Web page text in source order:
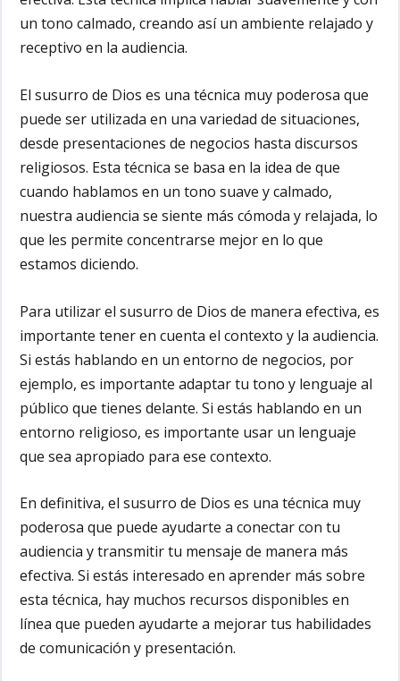
un tono calmado, creando así un ambiente relajado y
receptivo en la audiencia.
El susurro de Dios es una técnica muy poderosa que
puede ser utilizada en una variedad de situaciones,
desde presentaciones de negocios hasta discursos
religiosos. Esta técnica se basa en la idea de que
cuando hablamos en un tono suave y calmado,
nuestra audiencia se siente más cómoda y relajada, lo
que les permite concentrarse mejor en lo que
estamos diciendo.
Para utilizar el susurro de Dios de manera efectiva, es
importante tener en cuenta el contexto y la audiencia.
Si estás hablando en un entorno de negocios, por
ejemplo, es importante adaptar tu tono y lenguaje al
público que tienes delante. Si estás hablando en un
entorno religioso, es importante usar un lenguaje
que sea apropiado para ese contexto.
En definitiva, el susurro de Dios es una técnica muy
poderosa que puede ayudarte a conectar con tu
audiencia y transmitir tu mensaje de manera más
efectiva. Si estás interesado en aprender más sobre
esta técnica, hay muchos recursos disponibles en
línea que pueden ayudarte a mejorar tus habilidades
de comunicación y presentación.